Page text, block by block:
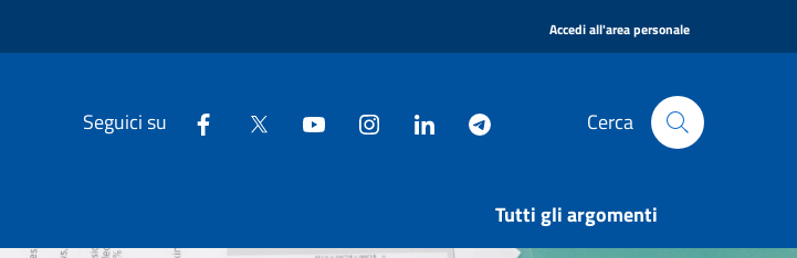
Accedi all'area personale
Seguici su Cerca
Tutti gli argomenti